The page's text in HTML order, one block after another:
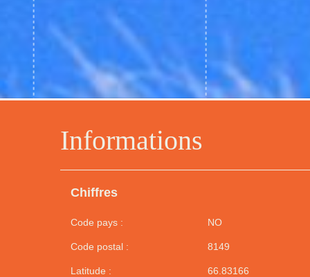
Informations
Chiffres
Code pays : NO
Code postal : 8149
Latitude : 66.83166